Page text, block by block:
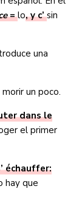
=lo, y c’sin
una
un poco.
dans le
el primer
échauffer:
hay que